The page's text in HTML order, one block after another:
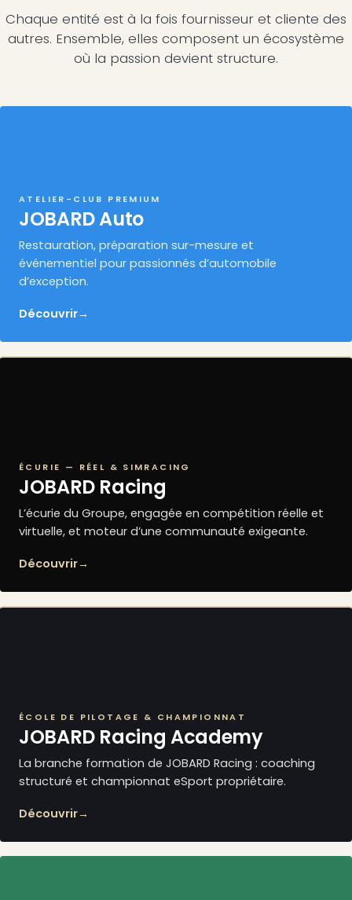
Chaque entité est à la fois fournisseur et cliente des
autres. Ensemble, elles composent un écosystème
où la passion devient structure.
ATELIER-CLUB PREMIUM
JOBARD Auto
Restauration, préparation sur-mesure et
événementiel pour passionnés d’automobile
d’exception.
Découvrir→
ÉCURIE — RÉEL & SIMRACING
JOBARD Racing
L’écurie du Groupe, engagée en compétition réelle et
virtuelle, et moteur d’une communauté exigeante.
Découvrir→
ÉCOLE DE PILOTAGE & CHAMPIONNAT
JOBARD Racing Academy
La branche formation de JOBARD Racing : coaching
structuré et championnat eSport propriétaire.
Découvrir→